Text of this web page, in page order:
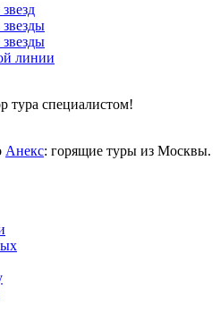
линии
тура специалистом!
Анекс: горящие туры из Москвы.